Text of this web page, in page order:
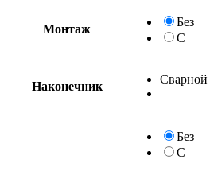
Монтаж
Без
С
Наконечник
Сварной
Без
С